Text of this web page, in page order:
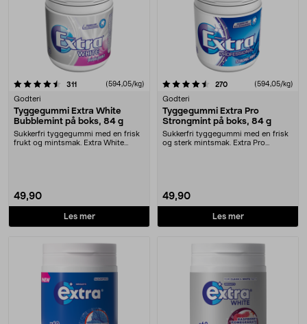
311 anmeldelser(594,05/kg)
Godteri
Tyggegummi Extra White
Bubblemint på boks, 84 g
Sukkerfri tyggegummi med en frisk
frukt og mintsmak. Extra White
49,90
Les mer
4.5 av 5 stjerner 270anmeldelser(594,05/kg)
Godteri
Tyggegummi Extra Pro
Strongmint på boks, 84 g
Sukkerfri tyggegummi med en frisk
og sterk mintsmak. Extra Pro
49,90
Les mer